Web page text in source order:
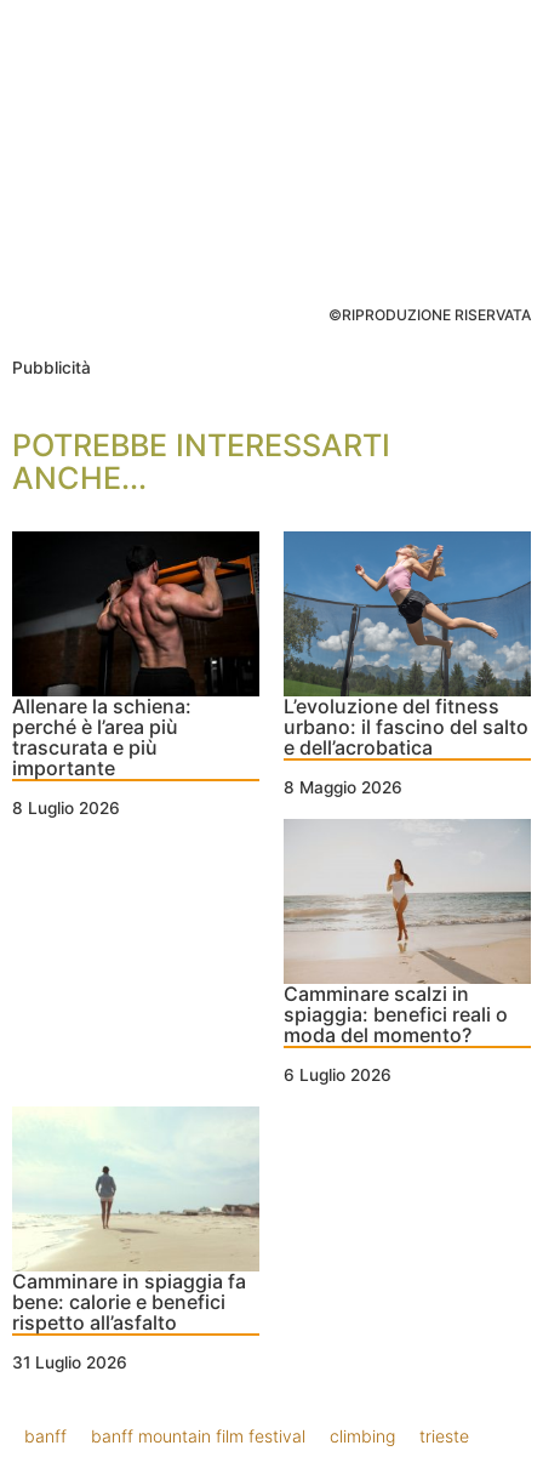
©RIPRODUZIONE RISERVATA
Pubblicità
POTREBBE INTERESSARTI
ANCHE...
Allenare la schiena:
perché è l’area più
trascurata e più
importante
8 Luglio 2026
L’evoluzione del fitness
urbano: il fascino del salto
e dell’acrobatica
8 Maggio 2026
Camminare scalzi in
spiaggia: benefici reali o
moda del momento?
6 Luglio 2026
Camminare in spiaggia fa
bene: calorie e benefici
rispetto all’asfalto
31 Luglio 2026
banff banff mountain film festival climbing trieste